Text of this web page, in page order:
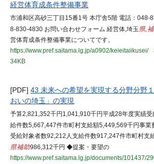
経営体育成条件整備事業
市浦和区高砂三丁目15番1号 本庁舎5階 電話：048-
8-830-4830 お問い合わせフォーム 経営体,埼玉県,
営体育成条件整備事業についてです。
https://www.pref.saitama.lg.jp/a0902/keieitaiikusei/
34KB
[PDF] 43 未来への希望を実現する分野分野
おいの埼玉」の実現
予算2,821,352千円1,041,910千円平成28年度実績
給件数5,667,447件市町村支給額5,449,569千円事業
受給対象者数92,212人支給件数917,247件市町村支
県補助986,312千円 ◆提案・要望の
https://www.pref.saitama.lg.jp/documents/101437/